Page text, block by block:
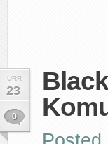
URR
23
0